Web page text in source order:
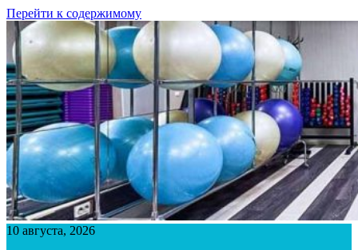
Перейти к содержимому
10 августа, 2026